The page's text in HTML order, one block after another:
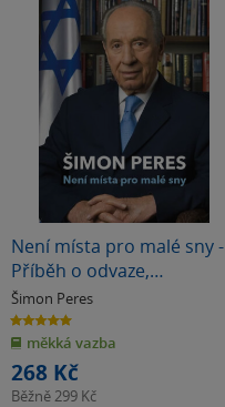
Není místa pro malé sny -
Příběh o odvaze,
představivosti a formování
moderního Izraele
Šimon Peres
5.0
z
5
hvězdiček
měkká vazba
268 Kč
Běžně299 Kč